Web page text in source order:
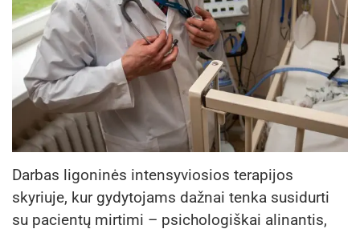
Darbas ligoninės intensyviosios terapijos
skyriuje, kur gydytojams dažnai tenka susidurti
su pacientų mirtimi – psichologiškai alinantis,